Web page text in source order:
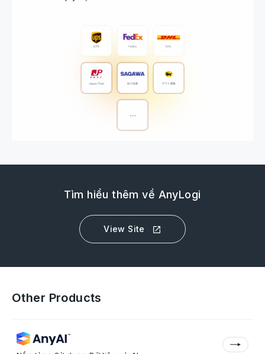
Tìm hiểu thêm về AnyLogi
View Site
Other Products